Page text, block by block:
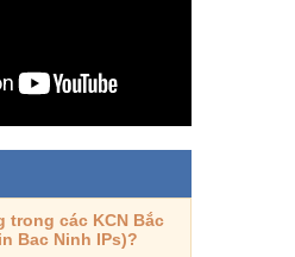
trong các KCN Bắc
Bac Ninh IPs)?